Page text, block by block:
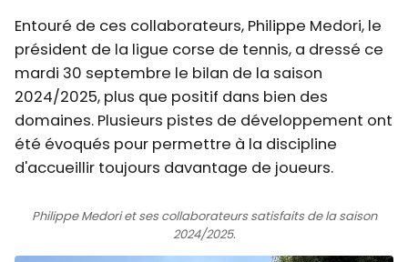
Entouré de ces collaborateurs, Philippe Medori, le
président de la ligue corse de tennis, a dressé ce
mardi 30 septembre le bilan de la saison
2024/2025, plus que positif dans bien des
domaines. Plusieurs pistes de développement ont
été évoqués pour permettre à la discipline
d'accueillir toujours davantage de joueurs.
Philippe Medori et ses collaborateurs satisfaits de la saison
2024/2025.